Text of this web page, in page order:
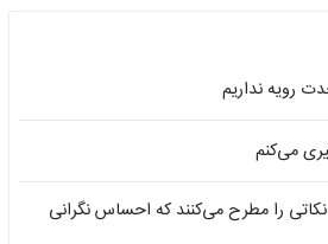
رویه نداریم
می‌کنم
را مطرح می‌کنند که احساس نگرانی